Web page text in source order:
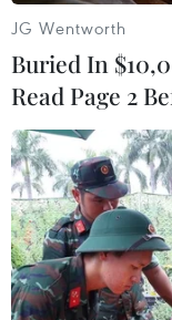
JG Wentworth
Buried In
Read Page 2